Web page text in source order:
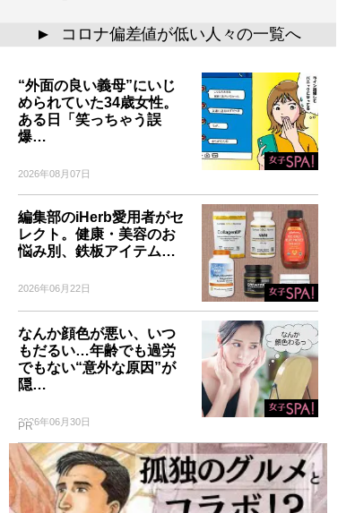
▲ コロナ偏差値が低い人々の一覧へ
“外面の良い義母”にいじ
められていた34歳女性。
ある日「笑っちゃう誤
爆…
2026年08月07日
編集部のiHerb愛用者がセ
レクト。健康・美容のお
悩み別、鉄板アイテム…
2026年06月22日
なんか顔色が悪い、いつ
もだるい…年齢でも過労
でもない“意外な原因”が
隠…
2026年06月30日
PR